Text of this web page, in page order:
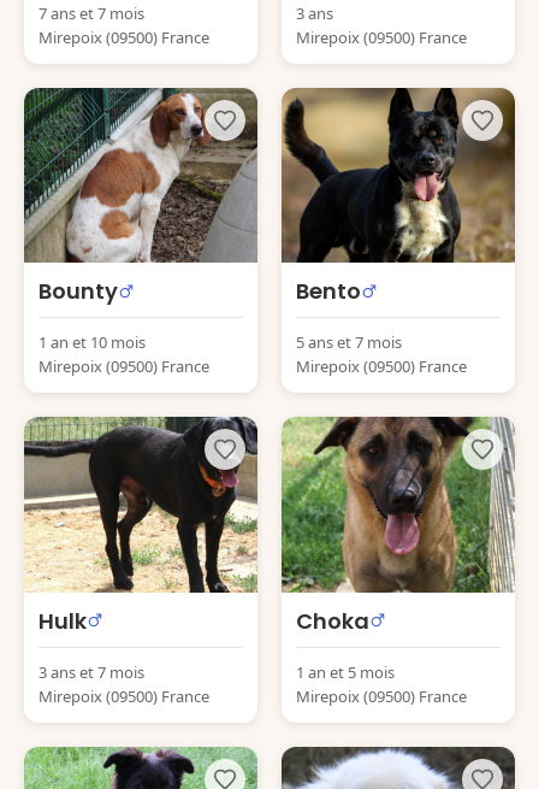
7 ans et 7 mois
Mirepoix (09500) France
3 ans
Mirepoix (09500) France
Bounty
1 an et 10 mois
Mirepoix (09500) France
Bento
5 ans et 7 mois
Mirepoix (09500) France
Hulk
3 ans et 7 mois
Mirepoix (09500) France
Choka
1 an et 5 mois
Mirepoix (09500) France